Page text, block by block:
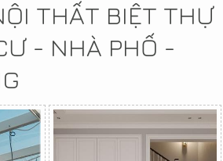
THẤT BIỆT THỰ
- NHÀ PHỐ -